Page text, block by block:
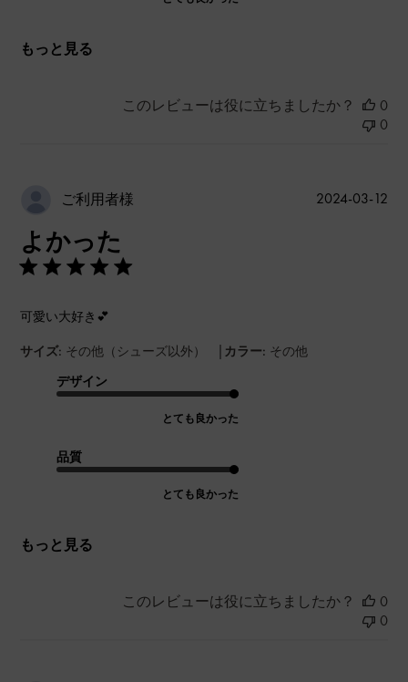
もっと見る
このレビューは役に立ちましたか？
0
0
ご利用者様
よかった
可愛い大好き💕
サイズ: その他（シューズ以外） | カラー: その他
デザイン
とても良かった
品質
とても良かった
もっと見る
公
2024-03-12
このレビューは役に立ちましたか？
0
0